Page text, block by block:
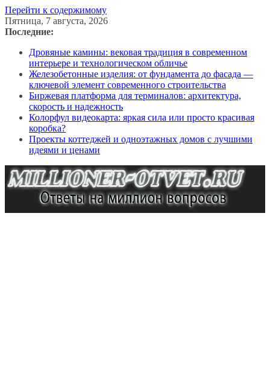
Перейти к содержимому
Пятница, 7 августа, 2026
Последние:
Дровяные камины: вековая традиция в современном
интерьере и технологическом обличье
Железобетонные изделия: от фундамента до фасада —
ключевой элемент современного строительства
Биржевая платформа для терминалов: архитектура,
скорость и надежность
Колорфул видеокарта: яркая сила или просто красивая
коробка?
Проекты коттеджей и одноэтажных домов с лучшими
идеями и ценами